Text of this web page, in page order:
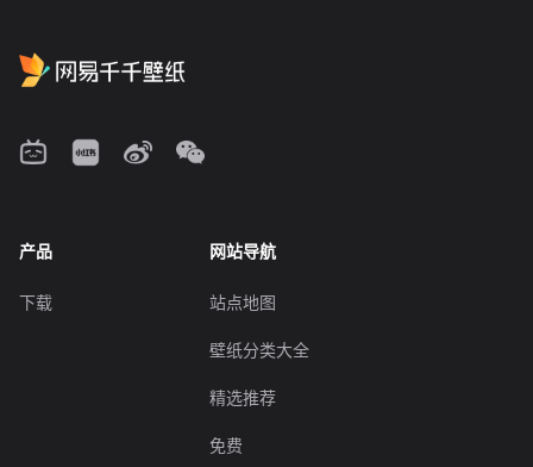
产品
下载
网站导航
站点地图
壁纸分类大全
精选推荐
免费